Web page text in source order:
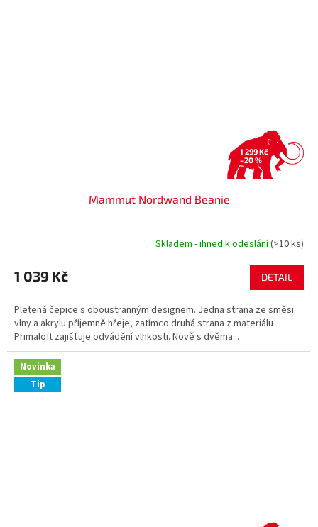
1 299 Kč
–20 %
Mammut Nordwand Beanie
Skladem - ihned k odeslání(>10 ks)
1 039 Kč DETAIL
Pletená čepice s oboustranným designem. Jedna strana ze směsi
vlny a akrylu příjemně hřeje, zatímco druhá strana z materiálu
Primaloft zajišťuje odvádění vlhkosti. Nově s dvěma...
Novinka
Tip